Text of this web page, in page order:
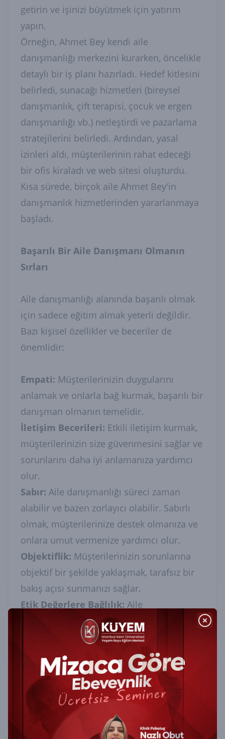
getirin ve işinizi büyütmek için yatırım
yapın.
Örneğin, Ahmet Bey kendi aile
danışmanlığı merkezini kurarken, öncelikle
detaylı bir iş planı hazırladı. Hedef kitlesini
belirledi, sunacağı hizmetleri (bireysel
danışmanlık, çift terapisi, çocuk ve ergen
danışmanlığı vb.) netleştirdi ve pazarlama
stratejilerini belirledi. Ardından, yasal
izinleri aldı, müşterilerinin rahat edeceği
bir ofis kiraladı ve web sitesi oluşturdu.
Kısa sürede, birçok aile Ahmet Bey'in
danışmanlık hizmetlerinden yararlanmaya
başladı.
Başarılı Bir Aile Danışmanı Olmanın
Sırları
Aile danışmanlığı alanında başarılı olmak
için sadece eğitim almak yeterli değildir.
Bazı kişisel özellikler ve beceriler de
önemlidir:
Empati: Müşterilerinizin duygularını
anlamak ve onlarla bağ kurmak, başarılı bir
danışman olmanın temelidir.
İletişim Becerileri: Etkili iletişim kurmak,
müşterilerinizin size güvenmesini sağlar ve
sorunlarını daha iyi anlamanıza yardımcı
olur.
Sabır: Aile danışmanlığı süreci zaman
alabilir ve bazen zorlayıcı olabilir. Sabırlı
olmak, müşterilerinize destek olmanıza ve
onlara umut vermenize yardımcı olur.
Objektiflik: Müşterilerinizin sorunlarına
objektif bir şekilde yaklaşmak, tarafsız bir
bakış açısı sunmanızı sağlar.
Etik Değerlere Bağlılık: Aile
danışmanlığında etik kurallara uymak,
müşterilerinizin güvenliğini ve gizliliğini
korumanıza yardımcı olur.
Sürekli Öğrenme:Aile danışmanlığı alanı
sürekli gelişiyor. Yeni yaklaşımları
öğrenmek ve kendinizi geliştirmek, daha iyi
bir danışman olmanızı sağlar.